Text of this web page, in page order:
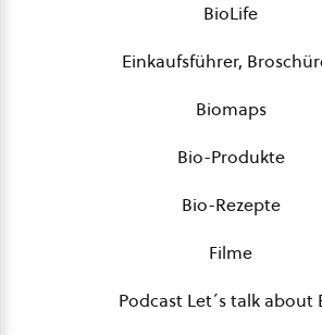
BioLife
Einkaufsführer,
Biomaps
Bio-Produkte
Bio-Rezepte
Filme
Podcast Let´s talk about